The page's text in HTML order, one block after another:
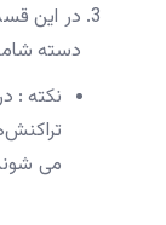
در این
دسته
نکته :
می